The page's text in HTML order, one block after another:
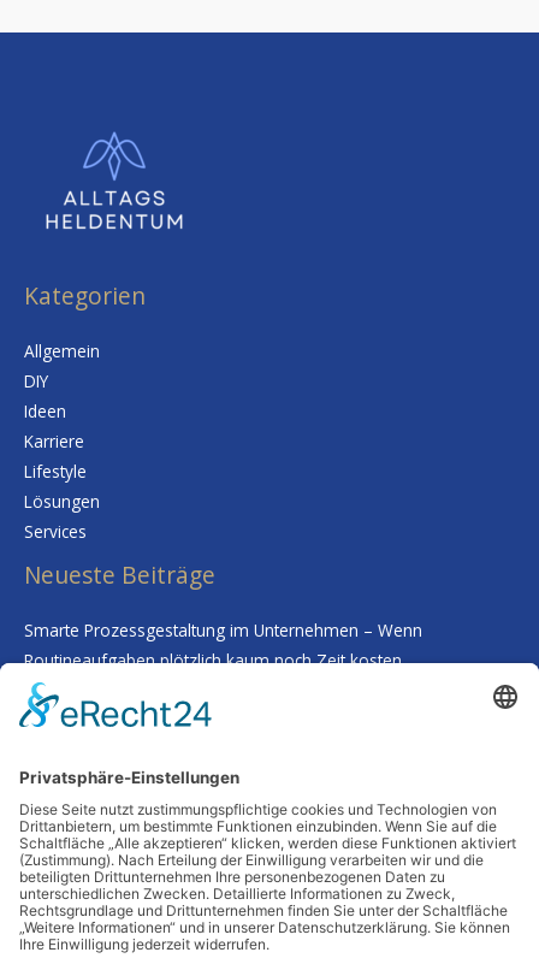
Kategorien
Allgemein
DIY
Ideen
Karriere
Lifestyle
Lösungen
Services
Neueste Beiträge
Smarte Prozessgestaltung im Unternehmen – Wenn
Routineaufgaben plötzlich kaum noch Zeit kosten
Deine Haut als Spiegel: Warum Tiefenreinigung und gezielte
Nährstoffe alles verändern
übersehen
Schutz vor Feuchtigkeit: So bleibt Ihr Zuhause auch in
Jahrzehnten stabil
Frische Impulse für Kopf und Körper: Wie du unterwegs mit
Bewegung und Natur neue Energie tankst
Schlagwörter